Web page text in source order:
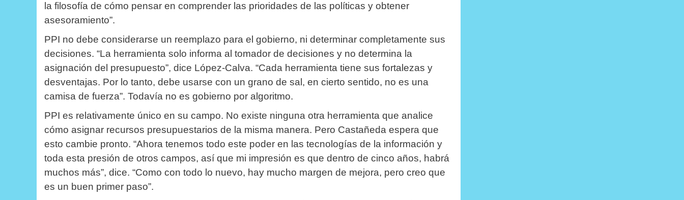
la filosofía de cómo pensar en comprender las prioridades de las políticas y obtener
asesoramiento”.
PPI no debe considerarse un reemplazo para el gobierno, ni determinar completamente sus
decisiones. “La herramienta solo informa al tomador de decisiones y no determina la
asignación del presupuesto”, dice López-Calva. “Cada herramienta tiene sus fortalezas y
desventajas. Por lo tanto, debe usarse con un grano de sal, en cierto sentido, no es una
camisa de fuerza”. Todavía no es gobierno por algoritmo.
PPI es relativamente único en su campo. No existe ninguna otra herramienta que analice
cómo asignar recursos presupuestarios de la misma manera. Pero Castañeda espera que
esto cambie pronto. “Ahora tenemos todo este poder en las tecnologías de la información y
toda esta presión de otros campos, así que mi impresión es que dentro de cinco años, habrá
muchos más”, dice. “Como con todo lo nuevo, hay mucho margen de mejora, pero creo que
es un buen primer paso”.